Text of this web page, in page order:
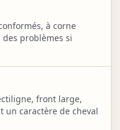
à corne
problèmes si
front large,
caractère de cheval